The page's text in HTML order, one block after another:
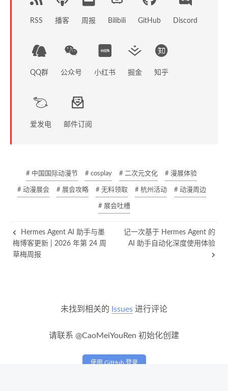
RSS 播客 周报 Bilibili GitHub Discord
QQ群 公众号 小红书 掘金 知乎
爱发电 邮件订阅
# 中国国际动漫节 # cosplay # 二次元文化 # 漫展体验
# 动漫展会 # 展会攻略 # 无料领取 # 杭州活动 # 动漫周边
# 展会吐槽
Hermes Agent AI 助手与墨
梅博客更新 | 2026 年第 24 周
草梅周报
记一次基于 Hermes Agent 的
AI 助手自动化深度使用体验
未找到相关的 Issues 进行评论
请联系 @CaoMeiYouRen 初始化创建
使用 GitHub 登录